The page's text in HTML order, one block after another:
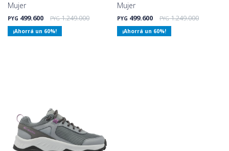
Mujer
PYG 499.600 PYG 1.249.000
60
Mujer
PYG 499.600 PYG 1.249.000
60